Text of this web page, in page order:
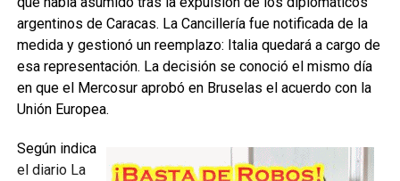
argentinos de Caracas. La Cancillería fue notificada de la
medida y gestionó un reemplazo: Italia quedará a cargo de
esa representación. La decisión se conoció el mismo día
en que el Mercosur aprobó en Bruselas el acuerdo con la
Unión Europea.
Según indica
el diario La